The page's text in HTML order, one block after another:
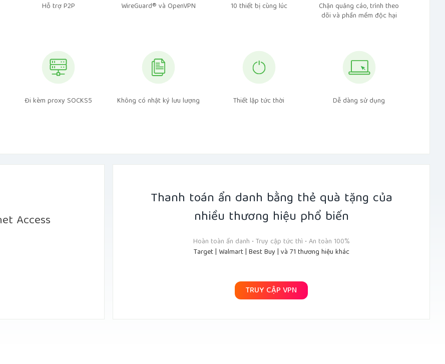
Hỗ trợ P2P WireGuard® và OpenVPN 10 thiết bị cùng lúc Chặn quảng cáo, trình theo
dõi và phần mềm độc hại
Đi kèm proxy SOCKS5 Không có nhật ký lưu lượng Thiết lập tức thời Dễ dàng sử dụng
Access
Thanh toán ẩn danh bằng thẻ quà tặng của
nhiều thương hiệu phổ biến
Hoàn toàn ẩn danh • Truy cập tức thì • An toàn 100%
Target | Walmart | Best Buy | và 71 thương hiệu khác
TRUY CẬP VPN